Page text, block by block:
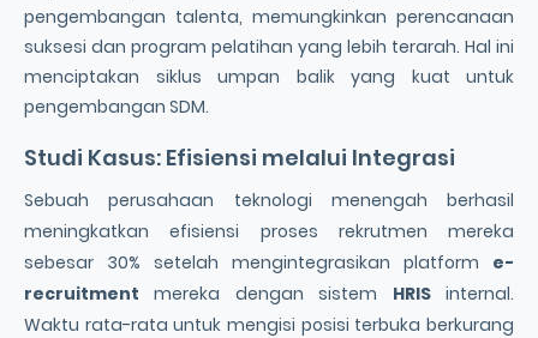
pengembangan talenta, memungkinkan perencanaan
suksesi dan program pelatihan yang lebih terarah. Hal ini
menciptakan siklus umpan balik yang kuat untuk
pengembangan SDM.
Studi Kasus: Efisiensi melalui Integrasi
Sebuah perusahaan teknologi menengah berhasil
meningkatkan efisiensi proses rekrutmen mereka
sebesar 30% setelah mengintegrasikan platform e-
recruitment mereka dengan sistem HRISinternal.
Waktu rata-rata untuk mengisi posisi terbuka berkurang